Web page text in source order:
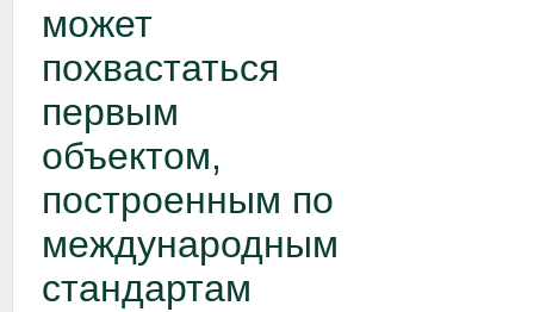
может
похвастаться
первым
объектом,
построенным по
международным
стандартам